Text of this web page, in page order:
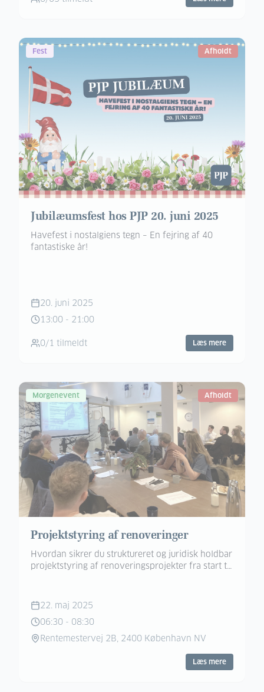
Fest Afholdt
Jubilæumsfest hos PJP 20. juni 2025
Havefest i nostalgiens tegn – En fejring af 40
fantastiske år!
20. juni 2025
13:00 - 21:00
0/1 tilmeldt Læs mere
Morgenevent Afholdt
Projektstyring af renoveringer
Hvordan sikrer du struktureret og juridisk holdbar
projektstyring af renoveringsprojekter fra start til
22. maj 2025
06:30 - 08:30
Rentemestervej 2B, 2400 København NV
Læs mere